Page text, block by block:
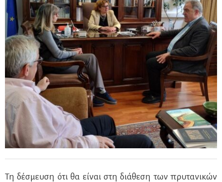
Τη δέσμευση ότι θα είναι στη διάθεση των πρυτανικών